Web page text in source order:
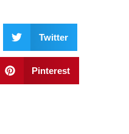
Twitter
Pinterest